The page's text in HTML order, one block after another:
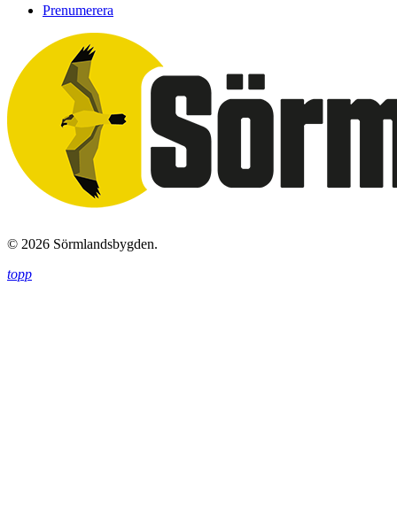
Prenumerera
© 2026 Sörmlandsbygden.
topp